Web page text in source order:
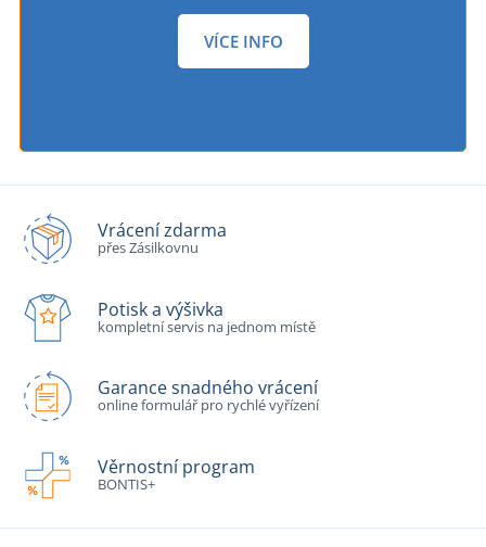
VÍCE INFO
Vrácení zdarma
přes Zásilkovnu
Potisk a výšivka
kompletní servis na jednom místě
Garance snadného vrácení
online formulář pro rychlé vyřízení
Věrnostní program
BONTIS+